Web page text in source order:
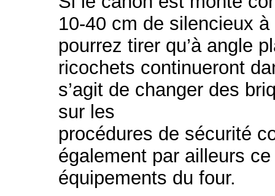
10-40 cm de silencieux
pourrez tirer qu’à angle
ricochets continueront
s’agit de changer des
sur les
procédures de sécurité
également par ailleurs
équipements du four.